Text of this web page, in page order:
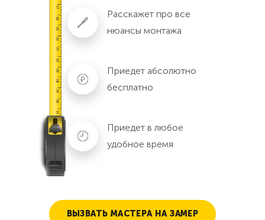
Расскажет про все
нюансы монтажа
Приедет абсолютно
бесплатно
Приедет в любое
удобное время
ВЫЗВАТЬ МАСТЕРА НА ЗАМЕР